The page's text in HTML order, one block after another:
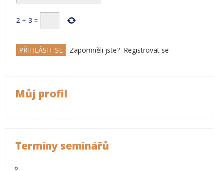
2 + 3 =
Zapomněli jste? Registrovat se
Můj profil
Termíny seminářů